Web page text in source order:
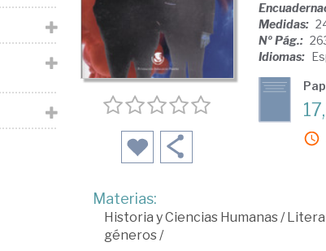
Medidas:
Nº Pág.:
Idiomas:
Materias:
Historia y Ciencias Humanas/
géneros/